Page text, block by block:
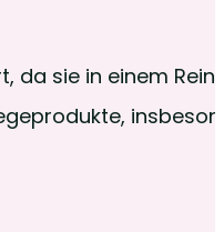
sie in einem